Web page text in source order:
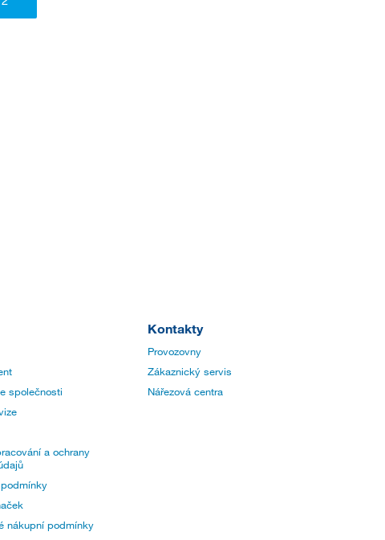
společnosti
a ochrany
nákupní podmínky
Kontakty
Provozovny
Zákaznický servis
Nářezová centra